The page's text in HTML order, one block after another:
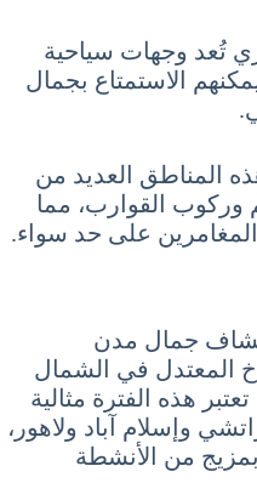
تُعد وجهات سياحية
الاستمتاع بجمال
المناطق العديد من
وركوب القوارب، مما
على حد سواء.
جمال مدن
المعتدل في الشمال
هذه الفترة مثالية
وإسلام آباد ولاهور،
من الأنشطة